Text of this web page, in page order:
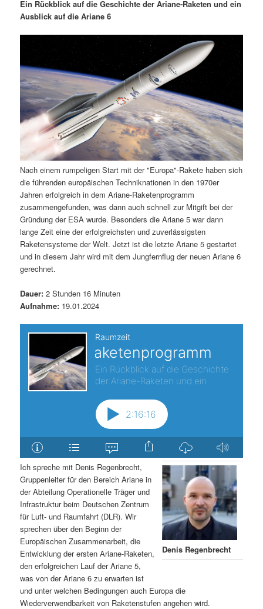
e
n
n
h
l
t
p
i
n
n
ä
r
n
h
a
t
p
r
g
e
n
n
a
g
a
t
i
o
n
Ein Rückblick auf die Geschichte der Ariane-Raketen und ein
Ausblick auf die Ariane 6
Nach einem rumpeligen Start mit der "Europa"-Rakete haben sich
die führenden europäischen Techniknationen in den 1970er
Jahren erfolgreich in dem Ariane-Raketenprogramm
zusammengefunden, was dann auch schnell zur Mitgift bei der
Gründung der ESA wurde. Besonders die Ariane 5 war dann
lange Zeit eine der erfolgreichsten und zuverlässigsten
Raketensysteme der Welt. Jetzt ist die letzte Ariane 5 gestartet
und in diesem Jahr wird mit dem Jungfernflug der neuen Ariane 6
gerechnet.
Dauer: 2 Stunden 16 Minuten
Aufnahme: 19.01.2024
Denis Regenbrecht
Ich spreche mit Denis Regenbrecht,
Gruppenleiter für den Bereich Ariane in
der Abteilung Operationelle Träger und
Infrastruktur beim Deutschen Zentrum
für Luft- und Raumfahrt (DLR). Wir
sprechen über den Beginn der
Europäischen Zusammenarbeit, die
Entwicklung der ersten Ariane-Raketen,
den erfolgreichen Lauf der Ariane 5,
was von der Ariane 6 zu erwarten ist
und unter welchen Bedingungen auch Europa die
Wiederverwendbarkeit von Raketenstufen angehen wird.